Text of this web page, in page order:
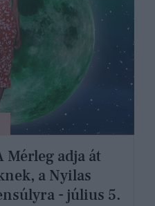
adja át
a Nyilas
- július 5.